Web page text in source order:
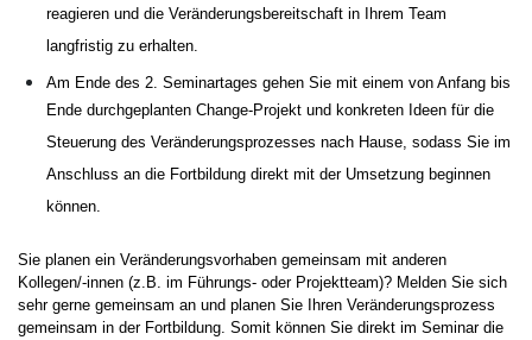
reagieren und die Veränderungsbereitschaft in Ihrem Team
langfristig zu erhalten.
Am Ende des 2. Seminartages gehen Sie mit einem von Anfang bis
Ende durchgeplanten Change-Projekt und konkreten Ideen für die
Steuerung des Veränderungsprozesses nach Hause, sodass Sie im
Anschluss an die Fortbildung direkt mit der Umsetzung beginnen
können.
Sie planen ein Veränderungsvorhaben gemeinsam mit anderen
Kollegen/-innen (z.B. im Führungs- oder Projektteam)? Melden Sie sich
sehr gerne gemeinsam an und planen Sie Ihren Veränderungsprozess
gemeinsam in der Fortbildung. Somit können Sie direkt im Seminar die